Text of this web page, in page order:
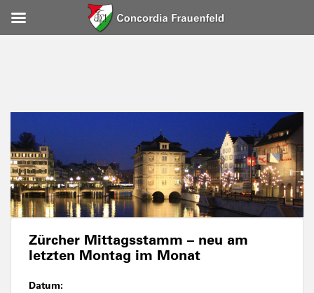
Zürcher Mittagsstamm – neu am
letzten Montag im Monat
Datum: